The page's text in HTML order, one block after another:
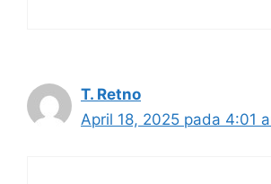
T. Retno
April 18, 2025 pada 4:01